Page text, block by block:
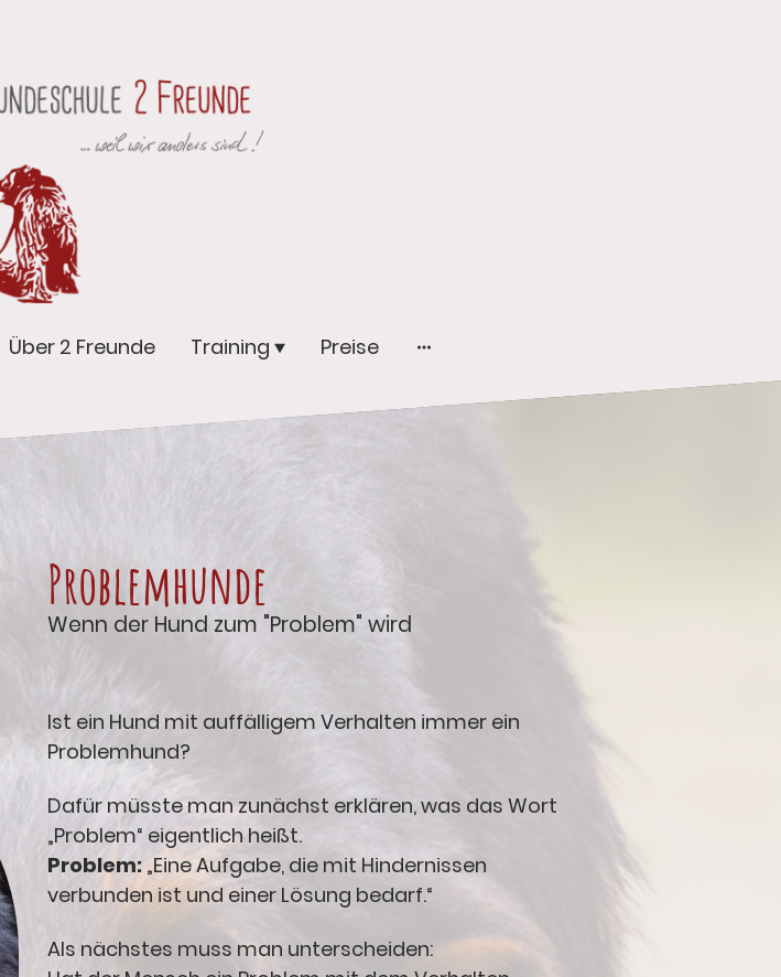
Über 2 Freunde Training Preise
Problemhunde
Wenn der Hund zum "Problem" wird
Ist ein Hund mit auffälligem Verhalten immer ein
Problemhund?
Dafür müsste man zunächst erklären, was das Wort
„Problem“ eigentlich heißt.
Problem:„Eine Aufgabe, die mit Hindernissen
verbunden ist und einer Lösung bedarf.“
Als nächstes muss man unterscheiden: